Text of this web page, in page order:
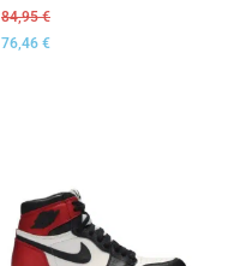
84,95€
76,46 €